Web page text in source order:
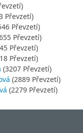
Převzetí)
Převzetí)
Převzetí)
Převzetí)
Převzetí)
(3207 Převzetí)
(2889 Převzetí)
(2279 Převzetí)